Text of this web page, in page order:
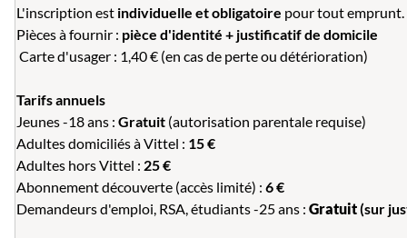
L'inscription est individuelle et obligatoire pour tout emprunt.
Pièces à fournir : pièce d'identité + justificatif de domicile
️ Carte d'usager : 1,40 € (en cas de perte ou détérioration)
Tarifs annuels
Jeunes -18 ans : Gratuit (autorisation parentale requise)
Adultes domiciliés à Vittel : 15 €
Adultes hors Vittel : 25 €
Abonnement découverte (accès limité) : 6 €
Demandeurs d'emploi, RSA, étudiants -25 ans : Gratuit(sur